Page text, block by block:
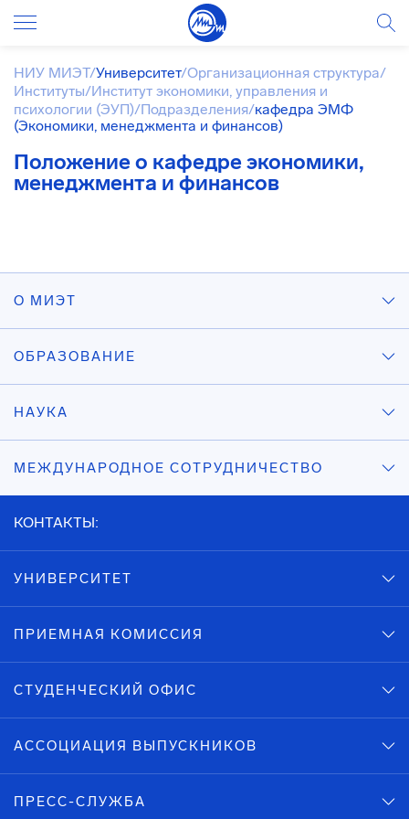
НИУ МИЭТ/Университет/Организационная структура/
Институты/Институт экономики, управления и
психологии (ЭУП)/Подразделения/кафедра ЭМФ
(Экономики, менеджмента и финансов)
Положение о кафедре экономики,
менеджмента и финансов
О МИЭТ
ОБРАЗОВАНИЕ
НАУКА
МЕЖДУНАРОДНОЕ СОТРУДНИЧЕСТВО
КОНТАКТЫ:
УНИВЕРСИТЕТ
ПРИЕМНАЯ КОМИССИЯ
СТУДЕНЧЕСКИЙ ОФИС
АССОЦИАЦИЯ ВЫПУСКНИКОВ
ПРЕСС-СЛУЖБА